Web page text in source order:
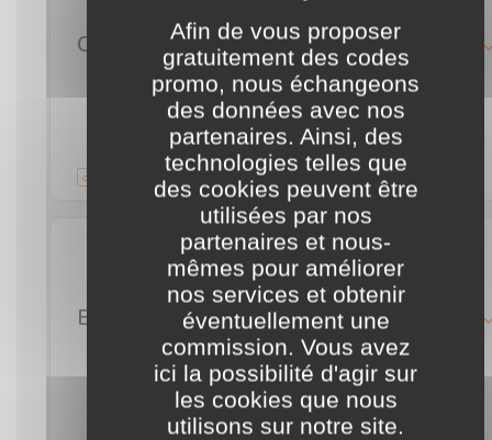
Code promo Caliquo pour obtenir 10% de réduction sur votre première commande !
Voir le CODE ••CI
Validité illimitée commentaire
10 %
J'en profite
Afin de vous proposer
gratuitement des codes
promo, nous échangeons
des données avec nos
partenaires. Ainsi, des
technologies telles que
des cookies peuvent être
utilisées par nos
partenaires et nous-
mêmes pour améliorer
nos services et obtenir
éventuellement une
commission. Vous avez
ici la possibilité d'agir sur
les cookies que nous
utilisons sur notre site.